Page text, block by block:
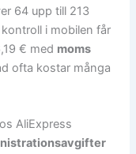
64 upp till 213
i mobilen får
€ med moms
ofta kostar många
AliExpress